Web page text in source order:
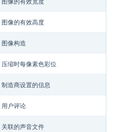
图像的有效宽度
图像的有效高度
图像构造
压缩时每像素色彩位
制造商设置的信息
用户评论
关联的声音文件